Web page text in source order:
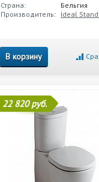
Страна:
Бельгия
Производитель: Ideal
В корзину
22 820 руб.